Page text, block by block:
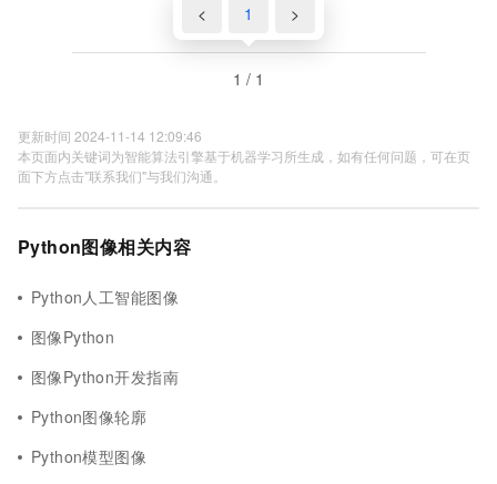
< 1 >
1 / 1
更新时间 2024-11-14 12:09:46
本页面内关键词为智能算法引擎基于机器学习所生成，如有任何问题，可在页
面下方点击"联系我们"与我们沟通。
Python图像相关内容
Python人工智能图像
图像Python
图像Python开发指南
Python图像轮廓
Python模型图像